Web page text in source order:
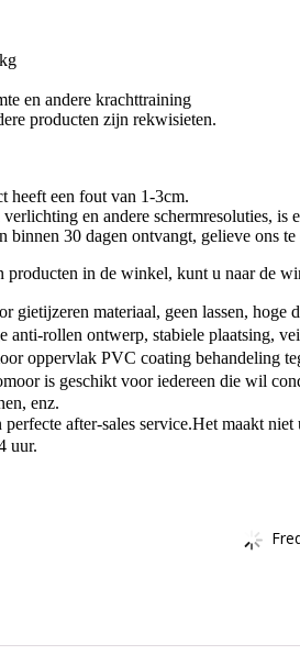
en andere krachttraining
producten zijn rekwisieten.
heeft een fout van 1-3cm.
en andere schermresoluties,
30 dagen ontvangt, gelieve ons te
in de winkel, kunt u naar de
materiaal, geen lassen, hoge
rollen ontwerp, stabiele plaatsing,
oppervlak PVC coating behandeling
is geschikt voor iedereen die wil
enz.
after-sales service.Het maakt
uur.